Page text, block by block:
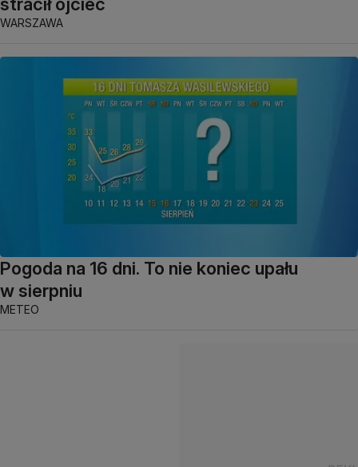
WARSZAWA
Pogoda na 16 dni. To nie koniec upału
w sierpniu
METEO